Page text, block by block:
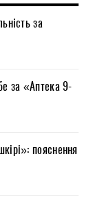
за
за «Аптека 9-
пояснення